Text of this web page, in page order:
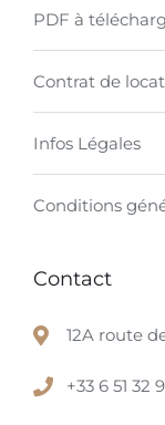
PDF à
Contrat de
Infos Légales
Conditions
Contact
12A route
+33 6 51 32